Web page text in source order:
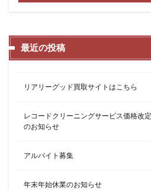
最近の投稿
リアリーグッド買取サイトはこちら
レコードクリーニングサービス価格改
のお知らせ
アルバイト募集
年末年始休業のお知らせ